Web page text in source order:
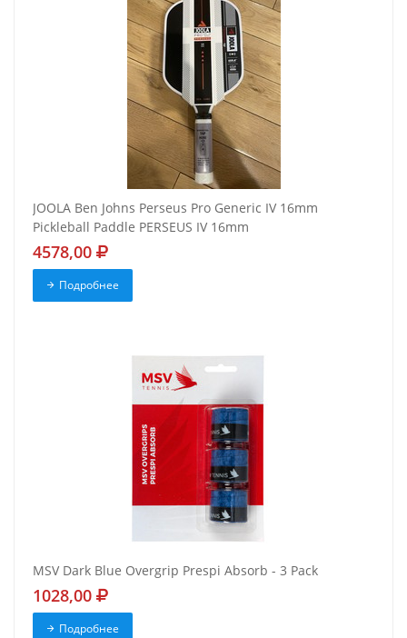
JOOLA Ben Johns Perseus Pro Generic IV 16mm
Pickleball Paddle PERSEUS IV 16mm
4578,00
Подробнее
MSV Dark Blue Overgrip Prespi Absorb - 3 Pack
1028,00
Подробнее